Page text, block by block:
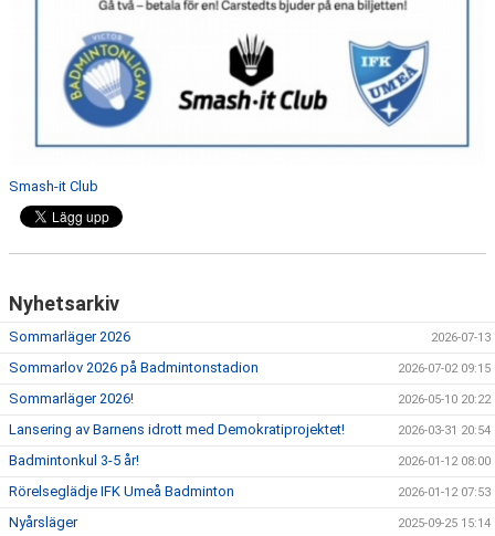
Smash-it Club
Nyhetsarkiv
Sommarläger 2026 2026-07-13
Sommarlov 2026 på Badmintonstadion 2026-07-02 09:15
Sommarläger 2026! 2026-05-10 20:22
Lansering av Barnens idrott med Demokratiprojektet! 2026-03-31 20:54
Badmintonkul 3-5 år! 2026-01-12 08:00
Rörelseglädje IFK Umeå Badminton 2026-01-12 07:53
Nyårsläger 2025-09-25 15:14